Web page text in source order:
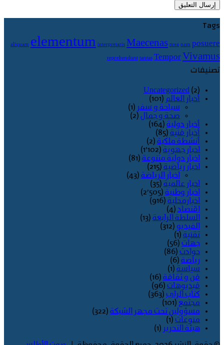
Tags
aliquam elementum interpretaris Maecenas mea nam posuere
reprehendunt tantas Tempor Vivamus
تصنيفات
Uncategorized (2)
أخبار العالم (101)
سياحة و سفر (1)
صحة و جمال (2)
أخبار دولية (164)
أخبار فنية (85)
أنشطة ملكية (2)
اخبار جهوية (1٬102)
اخبار دولية متنوعة (81)
اخبار رياضية (215)
اخبار الرياضة (43)
اخبار عالمية (35)
اخبار وطنية (2٬505)
اخبارمحلية (916)
اقتصاد (4)
السلطة الرابعة (13)
الفيديو (312)
تقنية (1)
جهات (56)
حوادث (86)
رياضة (6)
سياسة (1)
فن و ثقافة (16)
فيديوهات (96)
كتاب الراي (363)
مجتمع (101)
مسؤولين تحت مجهر الشبكة (322)
منوعات (1)
هيئة التحرير (1)